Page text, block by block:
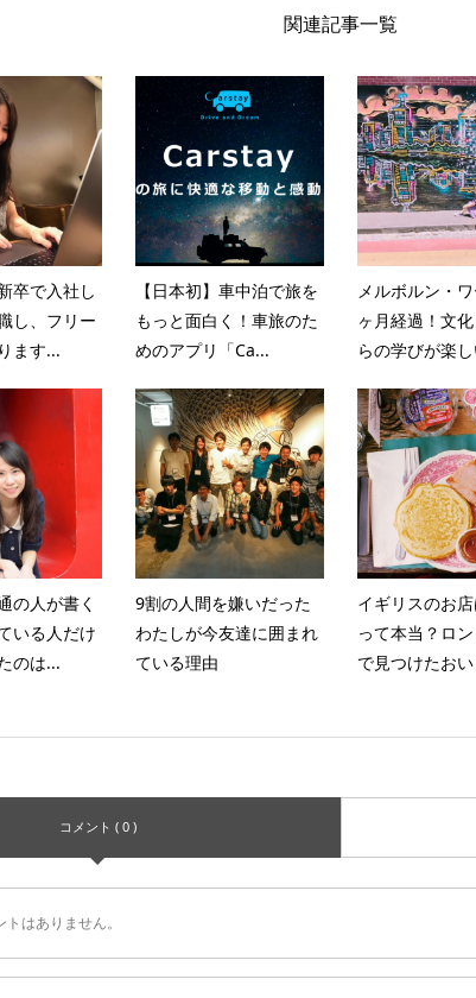
関連記事一覧
卒で入社し
し、フリー
ます...
【日本初】車中泊で旅を
もっと面白く！車旅のた
めのアプリ「Ca...
メルボルン・
ヶ月経過！文
らの学びが楽
の人が書く
いる人だけ
のは...
9割の人間を嫌いだった
わたしが今友達に囲まれ
ている理由
イギリスのお
って本当？ロ
で見つけたお
コメント ( 0 )
はありません。